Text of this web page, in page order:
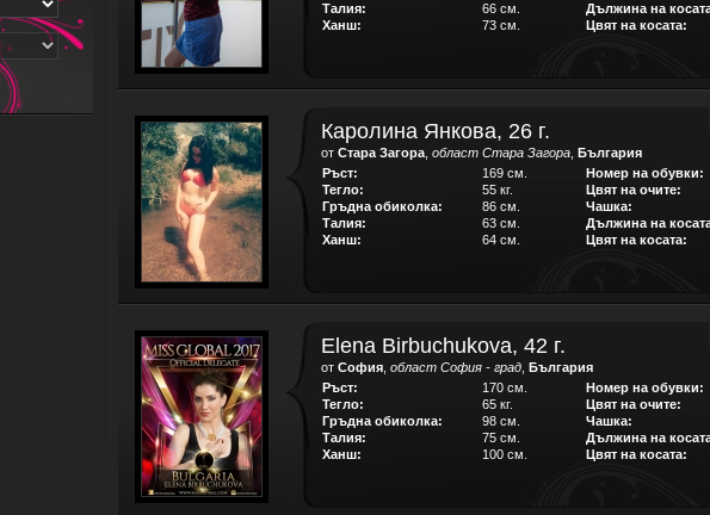
Талия:
66 см. Дължина на
Ханш:
73 см. Цвят на косата:
Каролина Янкова, 26 г.
от Стара Загора област Стара Загора България
Ръст:
169 см. Номер на обувки:
Тегло:
55 кг. Цвят на очите:
Гръдна обиколка:
86 см. Чашка:
Талия:
63 см. Дължина на
Ханш:
64 см. Цвят на косата:
Elena Birbuchukova, 42 г.
от София област София - град България
Ръст:
170 см. Номер на обувки:
Тегло:
65 кг. Цвят на очите:
Гръдна обиколка:
98 см. Чашка:
Талия:
75 см. Дължина на
Ханш:
100 см. Цвят на косата: